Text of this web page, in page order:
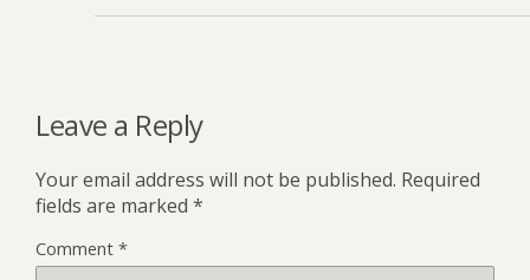
Leave a Reply
Your email address will not be published. Required
fields are marked *
Comment *